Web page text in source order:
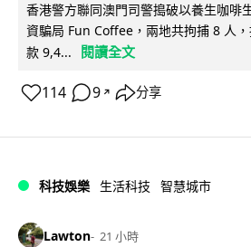
香港警方聯同澳門司警搗破以養生咖啡
資騙局 Fun Coffee，兩地共拘捕 8 人
款 9,4...
閱讀全文
114 9 ↗ 分享
科技娛樂 生活科技 智慧城市
Lawton 21 小時